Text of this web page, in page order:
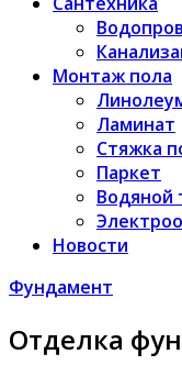
Монтаж пола
Ламинат
Стяжка
Паркет
Водяной
Новости
Фундамент
Отделка